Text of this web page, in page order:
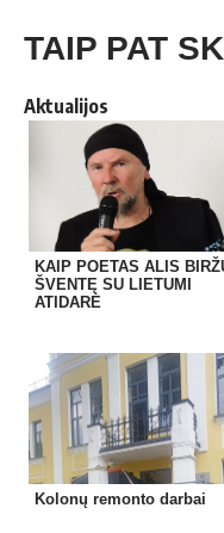
TAIP PAT
Aktualijos
KAIP POETAS ALIS
ŠVENTĘ SU LIETUMI
ATIDARĖ
Kolonų remonto darbai